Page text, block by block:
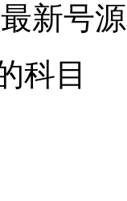
新号
科目